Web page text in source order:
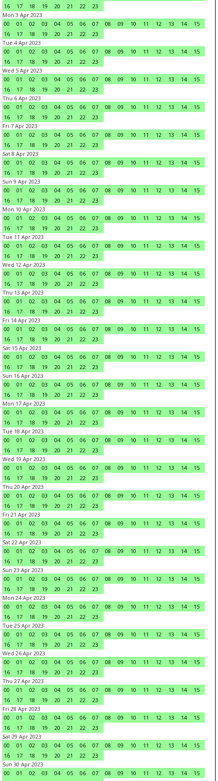
16
17 18 19 20 21 22
23
Mon 3 Apr 2023
00
01 02 03 04 05 06 07 08 09 10 11 12 13 14
15
16
17 18 19 20 21 22
23
Tue 4 Apr 2023
00
01 02 03 04 05 06 07 08 09 10 11 12 13 14
15
16
17 18 19 20 21 22
23
Wed 5 Apr 2023
00
01 02 03 04 05 06 07 08 09 10 11 12 13 14
15
16
17 18 19 20 21 22
23
Thu 6 Apr 2023
00
01 02 03 04 05 06 07 08 09 10 11 12 13 14
15
16
17 18 19 20 21 22
23
Fri 7 Apr 2023
00
01 02 03 04 05 06 07 08 09 10 11 12 13 14
15
16
17 18 19 20 21 22
23
Sat 8 Apr 2023
00
01 02 03 04 05 06 07 08 09 10 11 12 13 14
15
16
17 18 19 20 21 22
23
Sun 9 Apr 2023
00
01 02 03 04 05 06 07 08 09 10 11 12 13 14
15
16
17 18 19 20 21 22
23
Mon 10 Apr 2023
00
01 02 03 04 05 06 07 08 09 10 11 12 13 14
15
16
17 18 19 20 21 22
23
Tue 11 Apr 2023
00
01 02 03 04 05 06 07 08 09 10 11 12 13 14
15
16
17 18 19 20 21 22
23
Wed 12 Apr 2023
00
01 02 03 04 05 06 07 08 09 10 11 12 13 14
15
16
17 18 19 20 21 22
23
Thu 13 Apr 2023
00
01 02 03 04 05 06 07 08 09 10 11 12 13 14
15
16
17 18 19 20 21 22
23
Fri 14 Apr 2023
00
01 02 03 04 05 06 07 08 09 10 11 12 13 14
15
16
17 18 19 20 21 22
23
Sat 15 Apr 2023
00
01 02 03 04 05 06 07 08 09 10 11 12 13 14
15
16
17 18 19 20 21 22
23
Sun 16 Apr 2023
00
01 02 03 04 05 06 07 08 09 10 11 12 13 14
15
16
17 18 19 20 21 22
23
Mon 17 Apr 2023
00
01 02 03 04 05 06 07 08 09 10 11 12 13 14
15
16
17 18 19 20 21 22
23
Tue 18 Apr 2023
00
01 02 03 04 05 06 07 08 09 10 11 12 13 14
15
16
17 18 19 20 21 22
23
Wed 19 Apr 2023
00
01 02 03 04 05 06 07 08 09 10 11 12 13 14
15
16
17 18 19 20 21 22
23
Thu 20 Apr 2023
00
01 02 03 04 05 06 07 08 09 10 11 12 13 14
15
16
17 18 19 20 21 22
23
Fri 21 Apr 2023
00
01 02 03 04 05 06 07 08 09 10 11 12 13 14
15
16
17 18 19 20 21 22
23
Sat 22 Apr 2023
00
01 02 03 04 05 06 07 08 09 10 11 12 13 14
15
16
17 18 19 20 21 22
23
Sun 23 Apr 2023
00
01 02 03 04 05 06 07 08 09 10 11 12 13 14
15
16
17 18 19 20 21 22
23
Mon 24 Apr 2023
00
01 02 03 04 05 06 07 08 09 10 11 12 13 14
15
16
17 18 19 20 21 22
23
Tue 25 Apr 2023
00
01 02 03 04 05 06 07 08 09 10 11 12 13 14
15
16
17 18 19 20 21 22
23
Wed 26 Apr 2023
00
01 02 03 04 05 06 07 08 09 10 11 12 13 14
15
16
17 18 19 20 21 22
23
Thu 27 Apr 2023
00
01 02 03 04 05 06 07 08 09 10 11 12 13 14
15
16
17 18 19 20 21 22
23
Fri 28 Apr 2023
00
01 02 03 04 05 06 07 08 09 10 11 12 13 14
15
16
17 18 19 20 21 22
23
Sat 29 Apr 2023
00
01 02 03 04 05 06 07 08 09 10 11 12 13 14
15
16
17 18 19 20 21 22
23
Sun 30 Apr 2023
00
01 02 03 04 05 06 07 08 09 10 11 12 13 14
15